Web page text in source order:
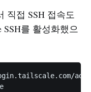
직접 SSH 접속도
SSH를 활성화했으